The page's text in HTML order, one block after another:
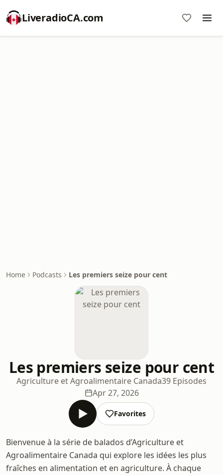
LiveradioCA.com
Home Podcasts Les premiers seize pour cent
Les premiers seize pour cent
Agriculture et Agroalimentaire Canada39 Episodes
Apr 27, 2026
Favorites
Bienvenue à la série de balados d’Agriculture et
Agroalimentaire Canada qui explore les idées les plus
fraîches en alimentation et en agriculture. À chaque